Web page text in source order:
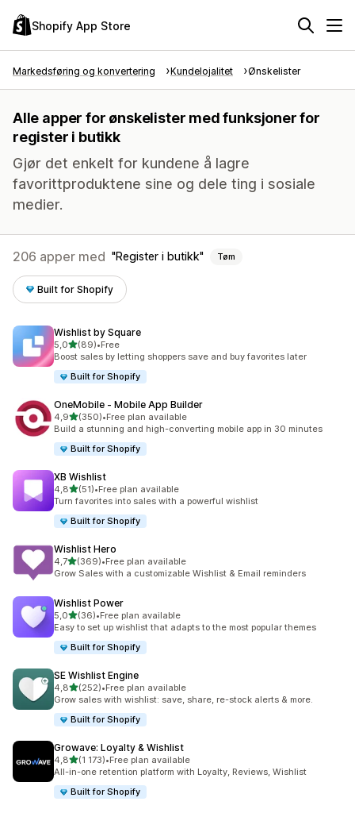
Shopify App Store
Markedsføring og konvertering Kundelojalitet Ønskelister
Alle apper for ønskelister med funksjoner for
register i butikk
Gjør det enkelt for kundene å lagre
favorittproduktene sine og dele ting i sosiale
medier.
206 apper med Register i butikk Tøm
Built for Shopify
Wishlist by Square
5,0av 5 stjerner
(89)
Totalt 89 omtaler
•Free
Boost sales by letting shoppers save and buy favorites later
Built for Shopify
OneMobile ‑ Mobile App Builder
4,9av 5 stjerner
(350)
Totalt 350 omtaler
•Free plan available
Build a stunning and high-converting mobile app in 30 minutes
Built for Shopify
XB Wishlist
4,8av 5 stjerner
(51)
Totalt 51 omtaler
•Free plan available
Turn favorites into sales with a powerful wishlist
Built for Shopify
Wishlist Hero
4,7av 5 stjerner
(369)
Totalt 369 omtaler
•Free plan available
Grow Sales with a customizable Wishlist & Email reminders
Wishlist Power
5,0av 5 stjerner
(36)
Totalt 36 omtaler
•Free plan available
Easy to set up wishlist that adapts to the most popular themes
Built for Shopify
SE Wishlist Engine
4,8av 5 stjerner
(252)
Totalt 252 omtaler
•Free plan available
Grow sales with wishlist: save, share, re-stock alerts & more.
Built for Shopify
Growave: Loyalty & Wishlist
4,8av 5 stjerner
(1 173)
Totalt 1173 omtaler
•Free plan available
All-in-one retention platform with Loyalty, Reviews, Wishlist
Built for Shopify